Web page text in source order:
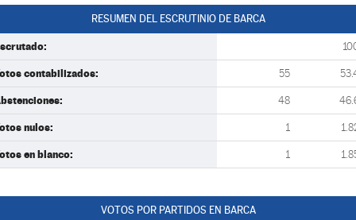
RESUMEN DEL ESCRUTINIO DE BARCA
contabilizados: 55
48
nulos: 1
en blanco: 1
VOTOS POR PARTIDOS EN BARCA